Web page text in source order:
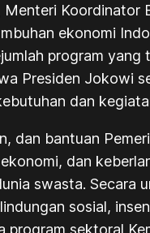
Koordinator
ekonomi
program
Presiden Jokowi
dan
dan bantuan
dan
swasta. Secara
sosial,
program sektoral